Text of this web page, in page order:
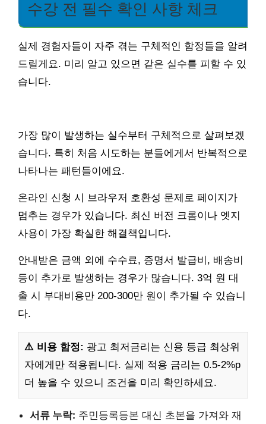
수강 전 필수 확인 사항 체크
실제 경험자들이 자주 겪는 구체적인 함정들을 알려
드릴게요. 미리 알고 있으면 같은 실수를 피할 수 있
습니다.
가장 많이 발생하는 실수부터 구체적으로 살펴보겠
습니다. 특히 처음 시도하는 분들에게서 반복적으로
나타나는 패턴들이에요.
온라인 신청 시 브라우저 호환성 문제로 페이지가
멈추는 경우가 있습니다. 최신 버전 크롬이나 엣지
사용이 가장 확실한 해결책입니다.
안내받은 금액 외에 수수료, 증명서 발급비, 배송비
등이 추가로 발생하는 경우가 많습니다. 3억 원 대
출 시 부대비용만 200-300만 원이 추가될 수 있습니
다.
⚠️ 비용 함정: 광고 최저금리는 신용 등급 최상위
자에게만 적용됩니다. 실제 적용 금리는 0.5-2%p
더 높을 수 있으니 조건을 미리 확인하세요.
서류 누락: 주민등록등본 대신 초본을 가져와 재